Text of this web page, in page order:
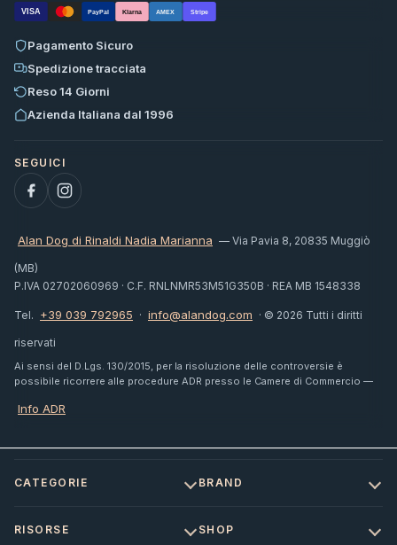
VISA PayPal Klarna AMEX Stripe
Pagamento Sicuro
Spedizione tracciata
Reso 14 Giorni
Azienda Italiana dal 1996
Alan Dog di Rinaldi Nadia Marianna — Via Pavia 8, 20835 Muggiò
(MB)
P.IVA 02702060969 · C.F. RNLNMR53M51G350B · REA MB 1548338
Tel. +39 039 792965 · info@alandog.com · © 2026 Tutti i diritti
riservati
Ai sensi del D.Lgs. 130/2015, per la risoluzione delle controversie è
possibile ricorrere alle procedure ADR presso le Camere di Commercio —
Info ADR
CATEGORIE BRAND
RISORSE SHOP